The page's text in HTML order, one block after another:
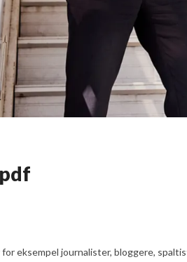
eksempel journalister, bloggere,